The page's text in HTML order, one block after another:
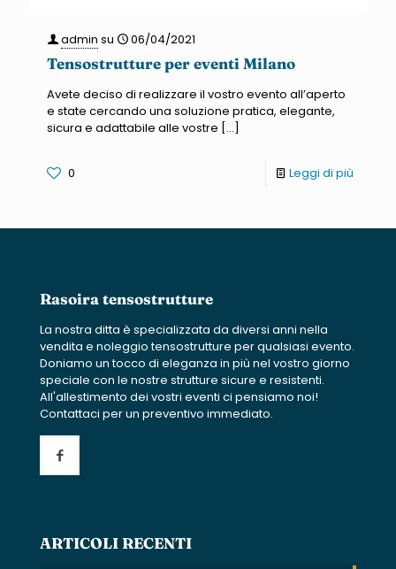
admin su 06/04/2021
Tensostrutture per eventi Milano
Avete deciso di realizzare il vostro evento all’aperto
e state cercando una soluzione pratica, elegante,
sicura e adattabile alle vostre […]
0 Leggi di più
Rasoira tensostrutture
La nostra ditta è specializzata da diversi anni nella
vendita e noleggio tensostrutture per qualsiasi evento.
Doniamo un tocco di eleganza in più nel vostro giorno
speciale con le nostre strutture sicure e resistenti.
All'allestimento dei vostri eventi ci pensiamo noi!
Contattaci per un preventivo immediato.
ARTICOLI RECENTI